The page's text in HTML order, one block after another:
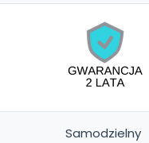
Samodzielny